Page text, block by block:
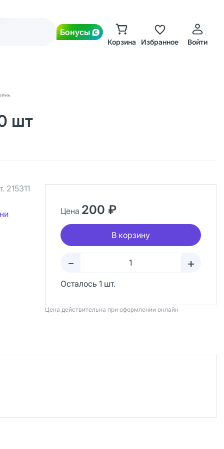
Бонусы
Корзина Избранное Войти
шт
215311
Цена 200 ₽
В корзину
– +
Осталось 1 шт.
Цена действительна при оформлении онлайн